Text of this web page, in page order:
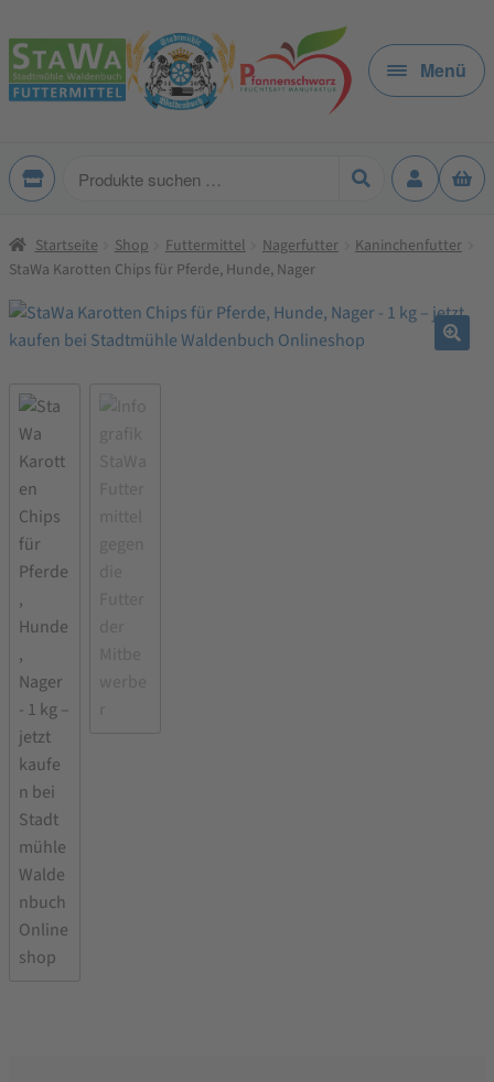
Zur
Navigation
springen
Zum
Inhalt
springen
Menü
Produkte
Startseite Shop Futtermittel Nagerfutter
Kaninchenfutter
StaWa Karotten Chips für Pferde, Hunde, Nager